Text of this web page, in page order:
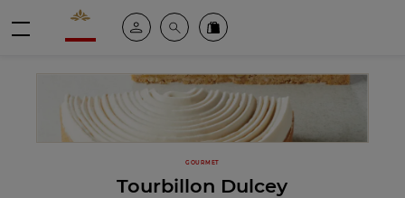
Valrhona - Imaginons le meilleur du chocolat
Il mio account
Cerca Ordinate i nostri prodotti online
GOURMET
Tourbillon Dulcey